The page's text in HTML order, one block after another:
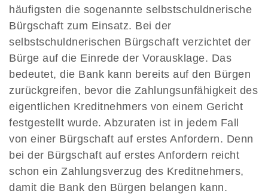
häufigsten die sogenannte selbstschuldnerische
Bürgschaft zum Einsatz. Bei der
selbstschuldnerischen Bürgschaft verzichtet der
Bürge auf die Einrede der Vorausklage. Das
bedeutet, die Bank kann bereits auf den Bürgen
zurückgreifen, bevor die Zahlungsunfähigkeit des
eigentlichen Kreditnehmers von einem Gericht
festgestellt wurde. Abzuraten ist in jedem Fall
von einer Bürgschaft auf erstes Anfordern. Denn
bei der Bürgschaft auf erstes Anfordern reicht
schon ein Zahlungsverzug des Kreditnehmers,
damit die Bank den Bürgen belangen kann.